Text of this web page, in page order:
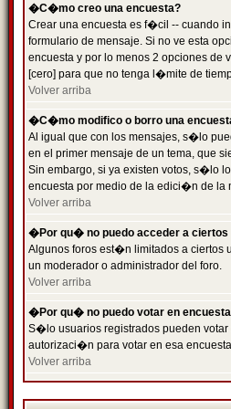
�C�mo creo una encuesta?
Crear una encuesta es f�cil -- cuando
formulario de mensaje. Si no ve esta
encuesta y por lo menos 2 opciones
[cero] para que no tenga l�mite de
Volver arriba
�C�mo modifico o borro una
Al igual que con los mensajes, s�lo
en el primer mensaje de un tema, que
Sin embargo, si ya existen votos, s�lo
encuesta por medio de la edici�n de la
Volver arriba
�Por qu� no puedo acceder a ciertos
Algunos foros est�n limitados a ciertos
un moderador o administrador del foro.
Volver arriba
�Por qu� no puedo votar en
S�lo usuarios registrados pueden votar
autorizaci�n para votar en esa
Volver arriba